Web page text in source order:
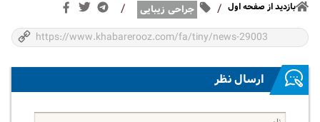
بازدید از صفحه اول / جراحی زیبایی /
ارسال نظر